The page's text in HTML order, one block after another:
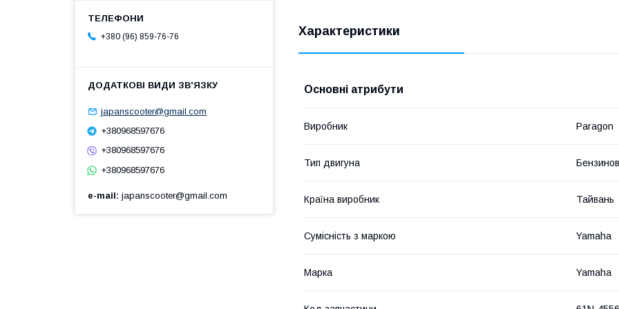
Характеристики
Основні атрибути
Виробник Paragon
Тип двигуна
Країна виробник Тайвань
Сумісність з маркою Yamaha
Марка Yamaha
+380 (96) 859-76-76
japanscooter@gmail.com
+380968597676
+380968597676
+380968597676
e-mail japanscooter@gmail.com